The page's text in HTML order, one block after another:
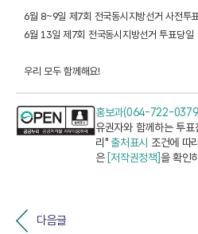
6월 8~9일 제7회 전국동시지방선거 사전투
6월 13일 제7회 전국동시지방선거 투표당일
우리 모두 함께해요!
홍보과(064-722-
유권자와 함께하는 투
리" 출처표시 조건에 따
은 [저작권정책]을 확인
다음글